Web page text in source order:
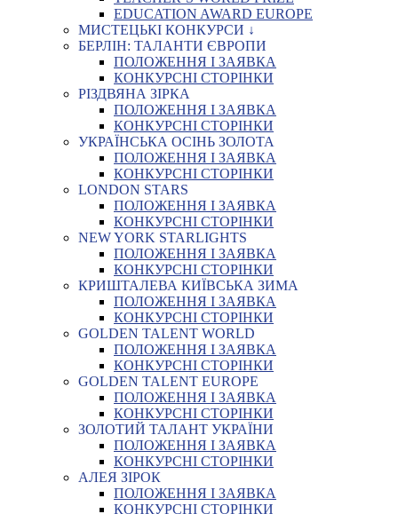
EDUCATION AWARD EUROPE
МИСТЕЦЬКІ КОНКУРСИ ↓
БЕРЛІН: ТАЛАНТИ ЄВРОПИ
ПОЛОЖЕННЯ І ЗАЯВКА
КОНКУРСНІ СТОРІНКИ
РІЗДВЯНА ЗІРКА
ПОЛОЖЕННЯ І ЗАЯВКА
КОНКУРСНІ СТОРІНКИ
УКРАЇНСЬКА ОСІНЬ ЗОЛОТА
ПОЛОЖЕННЯ І ЗАЯВКА
КОНКУРСНІ СТОРІНКИ
LONDON STARS
ПОЛОЖЕННЯ І ЗАЯВКА
КОНКУРСНІ СТОРІНКИ
NEW YORK STARLIGHTS
ПОЛОЖЕННЯ І ЗАЯВКА
КОНКУРСНІ СТОРІНКИ
КРИШТАЛЕВА КИЇВСЬКА ЗИМА
ПОЛОЖЕННЯ І ЗАЯВКА
КОНКУРСНІ СТОРІНКИ
GOLDEN TALENT WORLD
ПОЛОЖЕННЯ І ЗАЯВКА
КОНКУРСНІ СТОРІНКИ
GOLDEN TALENT EUROPE
ПОЛОЖЕННЯ І ЗАЯВКА
КОНКУРСНІ СТОРІНКИ
ЗОЛОТИЙ ТАЛАНТ УКРАЇНИ
ПОЛОЖЕННЯ І ЗАЯВКА
КОНКУРСНІ СТОРІНКИ
АЛЕЯ ЗІРОК
ПОЛОЖЕННЯ І ЗАЯВКА
КОНКУРСНІ СТОРІНКИ